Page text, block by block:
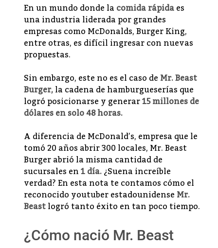
En un mundo donde lacomida rápidaes
una industria liderada por grandes
empresas como McDonalds, Burger King,
entre otras, es difícil ingresar con nuevas
propuestas.
Sin embargo, este no es el caso deMr. Beast
Burger,la cadena de hamburgueserías que
logró posicionarse y generar15 millones de
dólares en solo 48 horas.
A diferencia de McDonald’s, empresa que le
tomó 20 años abrir 300 locales, Mr. Beast
Burger abrió la misma cantidad de
sucursales en1 día.¿Suena increíble
verdad? En esta nota te contamos cómo el
reconocido youtuber estadounidenseMr.
Beastlogró tanto éxito en tan poco tiempo.
¿Cómo nació Mr. Beast